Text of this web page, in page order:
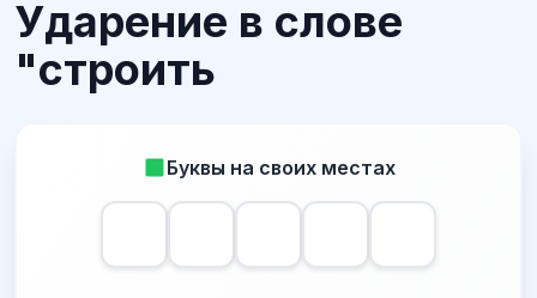
Ударение в слове
"строить
Буквы на своих местах